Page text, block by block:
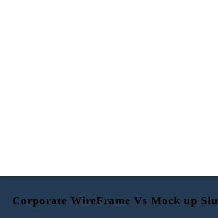
Corporate WireFrame Vs Mock up